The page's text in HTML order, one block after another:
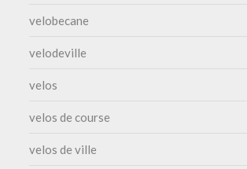
velobecane
velodeville
velos
velos de course
velos de ville